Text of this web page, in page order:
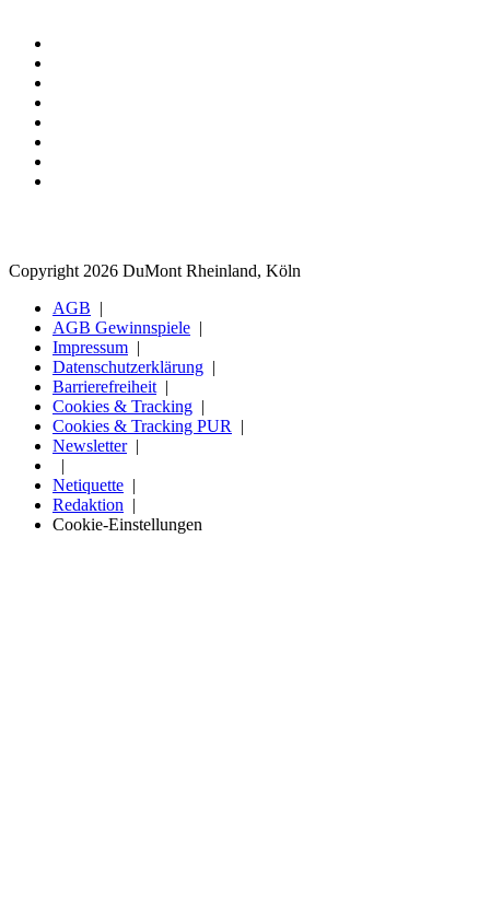
Copyright 2026 DuMont Rheinland, Köln
AGB
AGB Gewinnspiele
Impressum
Datenschutzerklärung
Barrierefreiheit
Cookies & Tracking
Cookies & Tracking PUR
Newsletter
Netiquette
Redaktion
Cookie-Einstellungen